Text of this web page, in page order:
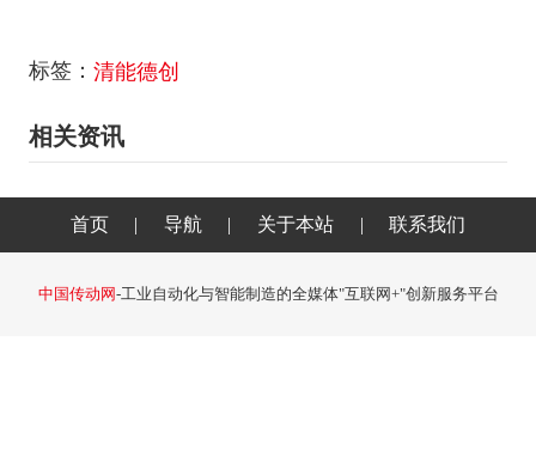
标签： 清能德创
相关资讯
首页 | 导航 | 关于本站 | 联系我们
中国传动网-工业自动化与智能制造的全媒体"互联网+"创新服务平台